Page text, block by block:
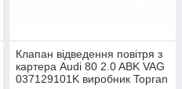
Клапан відведення повітря з
картера Audi 80 2.0 ABK VAG
037129101K виробник Topran